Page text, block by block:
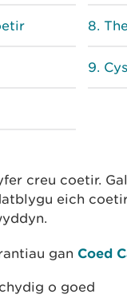
creu coetir.
eich
gan Coed
o goed